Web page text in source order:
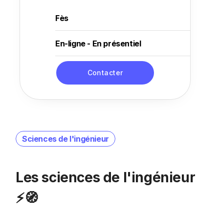
Sciences de l'ingénieur
Les sciences de l'ingénieur
⚡🧭
Fès
En-ligne - En présentiel
Contacter